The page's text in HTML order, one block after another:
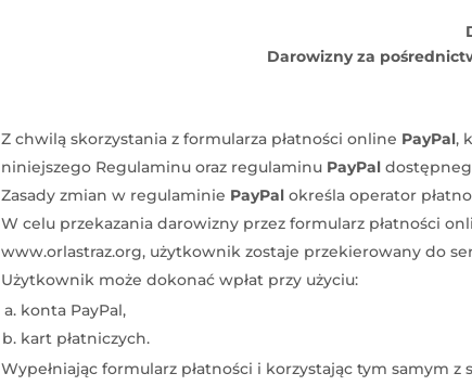
Darowizny za
Z chwilą skorzystania z formularza płatności online PayPal,
niniejszego Regulaminu oraz regulaminu PayPal
Zasady zmian w regulaminie PayPalokreśla operator
W celu przekazania darowizny przez formularz płatności
www.orlastraz.org, użytkownik zostaje przekierowany do
Użytkownik może dokonać wpłat przy użyciu:
konta PayPal,
kart płatniczych.
Wypełniając formularz płatności i korzystając tym samym z